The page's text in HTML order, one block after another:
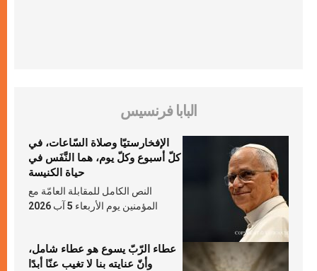
البابا فرنسيس
الإفخارستيّا وصلاة السّاعات، في
كلّ أسبوع وكلّ يوم، هما النَّفَس في
حياة الكنيسة
النص الكامل للمقابلة العامّة مع
المؤمنين يوم الأربعاء 5 آب 2026
عطاء الرّبّ يسوع هو عطاء شامل،
وأنّ عنايته بنا لا تغيب عنّا أبدًا